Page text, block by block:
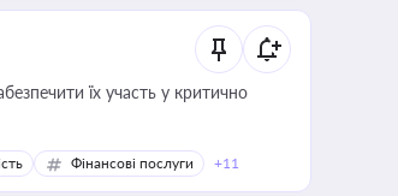
їх участь у критично
Фінансові послуги +11